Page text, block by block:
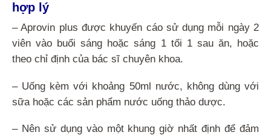
hợp lý
– Aprovin plus được khuyến cáo sử dụng mỗi ngày 2
viên vào buổi sáng hoặc sáng 1 tối 1 sau ăn, hoặc
theo chỉ định của bác sĩ chuyên khoa.
– Uống kèm với khoảng 50ml nước, không dùng với
sữa hoặc các sản phẩm nước uống thảo dược.
– Nên sử dụng vào một khung giờ nhất định để đảm